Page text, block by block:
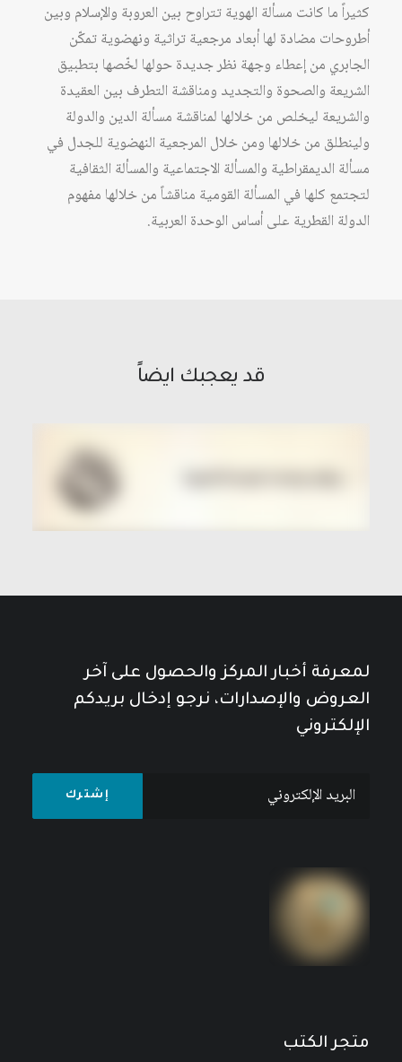
كثيراً ما كانت مسألة الهوية تتراوح بين العروبة والإسلام وبين
أطروحات مضادة لها أبعاد مرجعية تراثية ونهضوية تمكّن
الجابري من إعطاء وجهة نظر جديدة حولها لخّصها بتطبيق
الشريعة والصحوة والتجديد ومناقشة التطرف بين العقيدة
والشريعة ليخلص من خلالها لمناقشة مسألة الدين والدولة
ولينطلق من خلالها ومن خلال المرجعية النهضوية للجدل في
مسألة الديمقراطية والمسألة الاجتماعية والمسألة الثقافية
لتجتمع كلها في المسألة القومية مناقشاً من خلالها مفهوم
الدولة القطرية على أساس الوحدة العربية.
قد يعجبك ايضاً
لمعرفة أخبار المركز والحصول على آخر
العروض والإصدارات، نرجو إدخال بريدكم
الإلكتروني
متجر الكتب